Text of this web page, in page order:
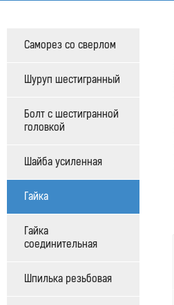
Саморез со сверлом
Шуруп шестигранный
Болт с шестигранной
головкой
Шайба усиленная
Гайка
Гайка
соединительная
Шпилька резьбовая